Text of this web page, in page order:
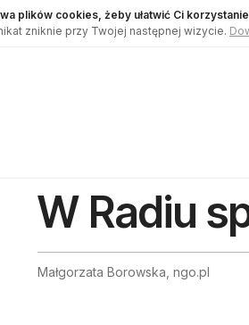
plików cookies, żeby ułatwić Ci
zniknie przy Twojej następnej wizycie.
W Radiu
Małgorzata Borowska, ngo.pl